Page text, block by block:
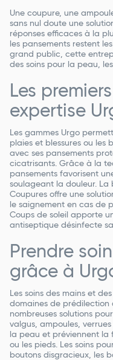
Une coupure, une
sans nul doute une
réponses efficaces à la
les pansements restent
grand public, cette
des soins pour la peau,
Les
expertise
Les gammes Urgo
plaies et blessures ou les
avec ses pansements
cicatrisants. Grâce à la
pansements favorisent
soulageant la douleur.
Coupures offre une
le saignement en cas de
Coups de soleil apporte
antiseptique désinfecte
Prendre
grâce à
Les soins des mains et
domaines de prédilection
nombreuses solutions
valgus, ampoules, verrues
la peau et préviennent la
ou les pieds. Les soins
boutons disgracieux, les